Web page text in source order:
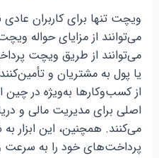
ویچت تنها برای کاربران
می‌توانند از مزایای حواله
می‌توانند از طریق ویچت
یا پول به مشتریان و
از کسب‌وکارها به‌ویژه در چین
اصلی برای مدیریت مالی و
می‌کنند. همچنین، این ابزار
پرداخت‌های خود را به سرعت